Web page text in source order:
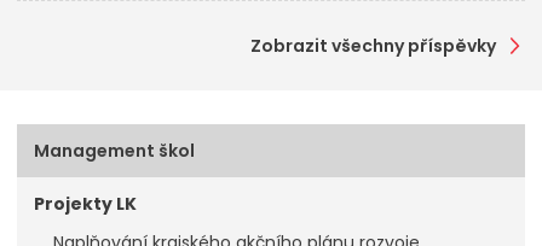
Zobrazit všechny příspěvky
Management škol
Projekty LK